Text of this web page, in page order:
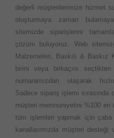
değerli müşterilerimize hizmet
oluşturmaya zaman
sitemizde siparişlerini
çözüm buluyoruz. Web
Malzemeleri, Baskılı &
birini veya birkaçını
numaramızdan ulaşarak
Sadece sipariş işlemi sırasında
müşteri memnuniyetini %100
tüm işlemleri yapmak için
kanallarımızda müşteri